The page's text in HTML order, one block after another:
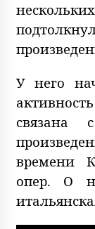
У него
связана
времени
опер. О